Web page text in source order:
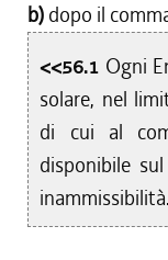
b) dopo il
<<56.1 Ogni
solare, nel
di cui al
disponibile